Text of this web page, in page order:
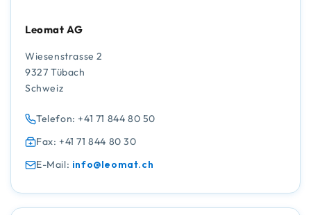
Leomat AG
Wiesenstrasse 2
9327 Tübach
Schweiz
Telefon: +41 71 844 80 50
Fax: +41 71 844 80 30
E-Mail: info@leomat.ch